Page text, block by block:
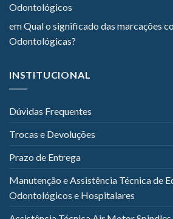
Odontológicos
emQual o significado das marcações
Odontológicas?
INSTITUCIONAL
Dúvidas Frequentes
Trocas e Devoluções
Prazo de Entrega
Manutenção e Assistência Técnica de
Odontológicos e Hospitalares